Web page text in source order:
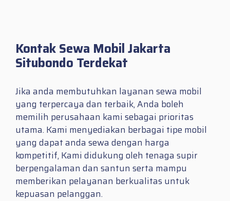
Kontak Sewa Mobil Jakarta
Situbondo Terdekat
Jika anda membutuhkan layanan sewa mobil
yang terpercaya dan terbaik, Anda boleh
memilih perusahaan kami sebagai prioritas
utama. Kami menyediakan berbagai tipe mobil
yang dapat anda sewa dengan harga
kompetitif, Kami didukung oleh tenaga supir
berpengalaman dan santun serta mampu
memberikan pelayanan berkualitas untuk
kepuasan pelanggan.